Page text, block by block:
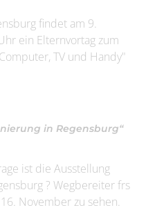
findet am 9.
ein Elternvortag zum
TV und Handy"
in Regensburg“
ist die Ausstellung
? Wegbereiter frs
November zu sehen.